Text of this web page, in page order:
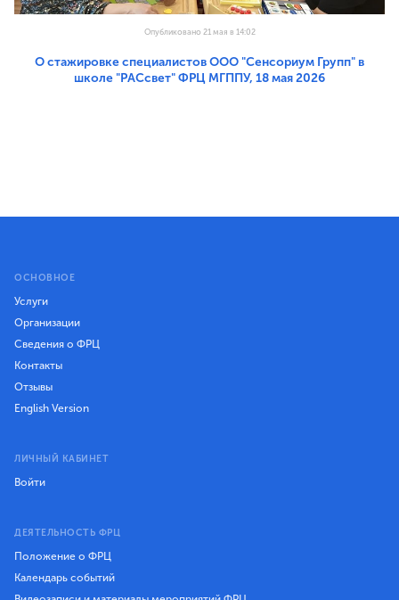
Опубликовано 21 мая в 14:02
О стажировке специалистов ООО "Сенсориум Групп" в
школе "РАСсвет" ФРЦ МГППУ, 18 мая 2026
ОСНОВНОЕ
Услуги
Организации
Сведения о ФРЦ
Контакты
Отзывы
English Version
ЛИЧНЫЙ КАБИНЕТ
Войти
ДЕЯТЕЛЬНОСТЬ ФРЦ
Положение о ФРЦ
Календарь событий